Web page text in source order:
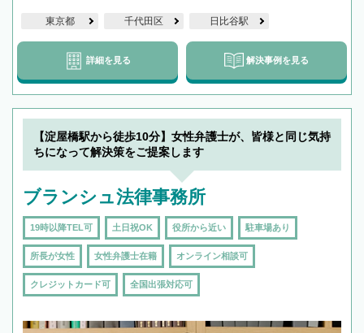
東京都 千代田区 日比谷駅
詳細を見る 解決事例を見る
【淀屋橋駅から徒歩10分】女性弁護士が、皆様と同じ気持
ちになって解決策をご提案します
ブランシュ法律事務所
19時以降TEL可 土日祝OK 役所から近い 駐車場あり
所長が女性 女性弁護士在籍 オンライン相談可
クレジットカード可 全国出張対応可